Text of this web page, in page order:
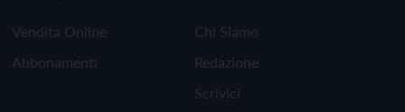
Vendita Online
Abbonamenti
Chi Siamo
Redazione
Scrivici